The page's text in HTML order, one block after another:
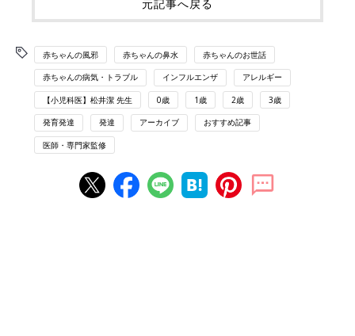
元記事へ戻る
赤ちゃんの風邪 赤ちゃんの鼻水 赤ちゃんのお世話
赤ちゃんの病気・トラブル インフルエンザ アレルギー
【小児科医】松井潔 先生 0歳 1歳 2歳 3歳
発育発達 発達 アーカイブ おすすめ記事
医師・専門家監修